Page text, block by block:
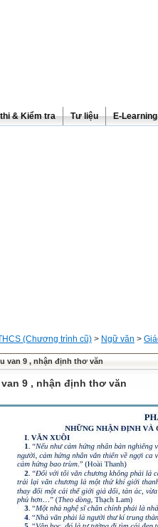
& Kiểm tra Tư liệu E-Learning
(Chương trình cũ) > Ngữ văn >
van 9 , nhận định thơ văn
9 , nhận định thơ văn